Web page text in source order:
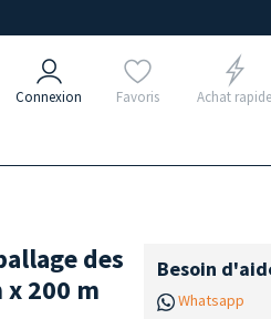
Connexion Favoris Achat rapide
des
200 m
Besoin
Whatsapp